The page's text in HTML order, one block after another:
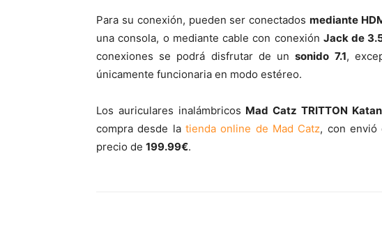
Para su conexión, pueden ser conectadosmediante
una consola, o mediante cable con conexión Jack de
conexiones se podrá disfrutar de unsonido 7.1,
únicamente funcionaria en modo estéreo.
Los auriculares inalámbricos Mad Catz TRITTON
compra desde la tienda online de Mad Catz, con envió
precio de 199.99€.